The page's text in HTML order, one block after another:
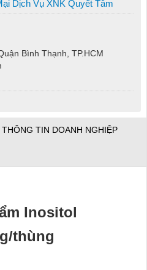
Dịch Vụ XNK Quyết Tâm
Bình Thạnh, TP.HCM
THÔNG TIN DOANH NGHIỆP
Inositol
thùng